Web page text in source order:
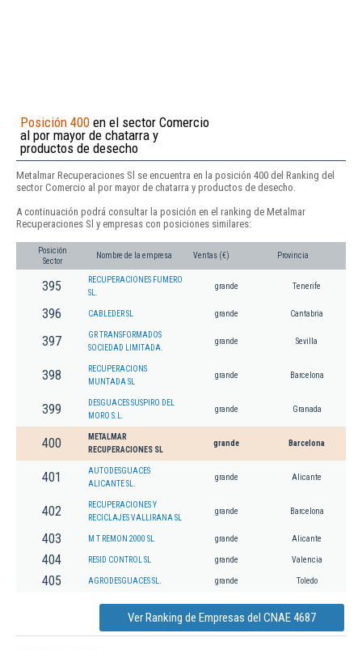
Posición 400 en el sector Comercio
al por mayor de chatarra y
productos de desecho
Metalmar Recuperaciones Sl se encuentra en la posición 400 del Ranking del
sector Comercio al por mayor de chatarra y productos de desecho.
A continuación podrá consultar la posición en el ranking de Metalmar
Recuperaciones Sl y empresas con posiciones similares:
Posición
Sector
Nombre de la empresa Ventas (€) Provincia
395
RECUPERACIONES FUMERO
SL.
grande Tenerife
396 CABLEDER SL grande Cantabria
397
GR TRANSFORMADOS
SOCIEDAD LIMITADA.
grande Sevilla
398
RECUPERACIONS
MUNTADA SL
grande Barcelona
399
DESGUACES SUSPIRO DEL
MORO S.L.
grande Granada
400
METALMAR
RECUPERACIONES SL
grande Barcelona
401
AUTODESGUACES
ALICANTE SL.
grande Alicante
402
RECUPERACIONES Y
RECICLAJES VALLIRANA SL
grande Barcelona
403 M T REMON 2000 SL grande Alicante
404 RESID CONTROL SL grande Valencia
405 AGRODESGUACES SL. grande Toledo
Ver Ranking de Empresas del CNAE 4687